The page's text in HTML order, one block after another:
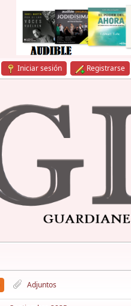
Iniciar sesión Registrarse
Adjuntos